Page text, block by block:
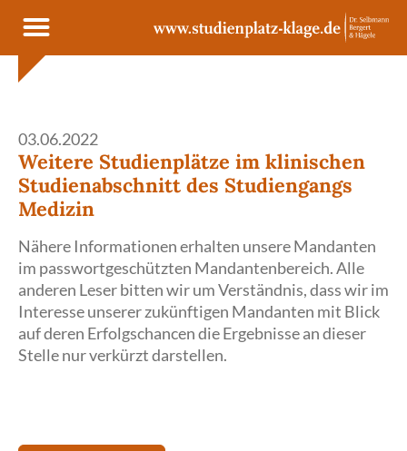
03.06.2022
Weitere Studienplätze im klinischen
Studienabschnitt des Studiengangs
Medizin
Nähere Informationen erhalten unsere Mandanten
im passwortgeschützten Mandantenbereich. Alle
anderen Leser bitten wir um Verständnis, dass wir im
Interesse unserer zukünftigen Mandanten mit Blick
auf deren Erfolgschancen die Ergebnisse an dieser
Stelle nur verkürzt darstellen.